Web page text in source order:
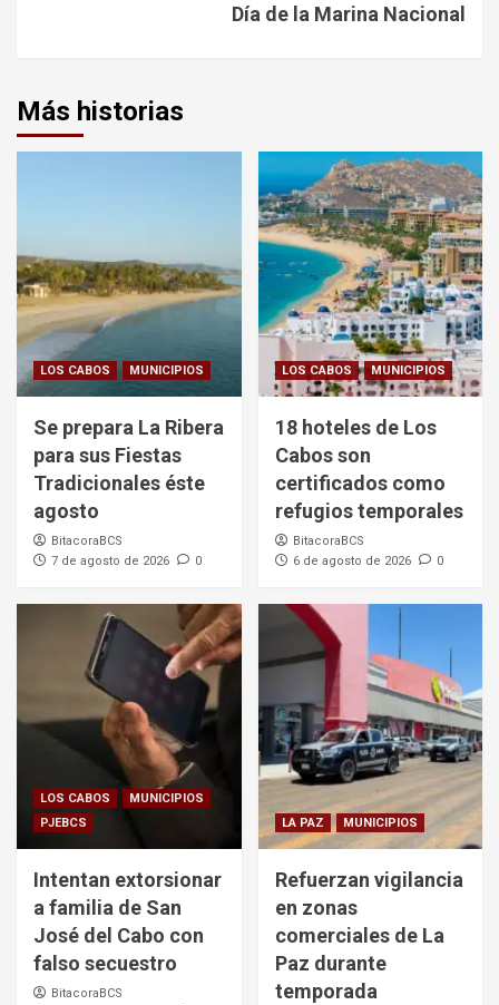
Día de la Marina Nacional
Más historias
LOS CABOS MUNICIPIOS
Se prepara La Ribera
para sus Fiestas
Tradicionales éste
agosto
BitacoraBCS
7 de agosto de 2026
0
LOS CABOS MUNICIPIOS
18 hoteles de Los
Cabos son
certificados como
refugios temporales
BitacoraBCS
6 de agosto de 2026
0
LOS CABOS
MUNICIPIOS
PJEBCS
Intentan extorsionar
a familia de San
José del Cabo con
falso secuestro
BitacoraBCS
LA PAZ MUNICIPIOS
Refuerzan vigilancia
en zonas
comerciales de La
Paz durante
temporada